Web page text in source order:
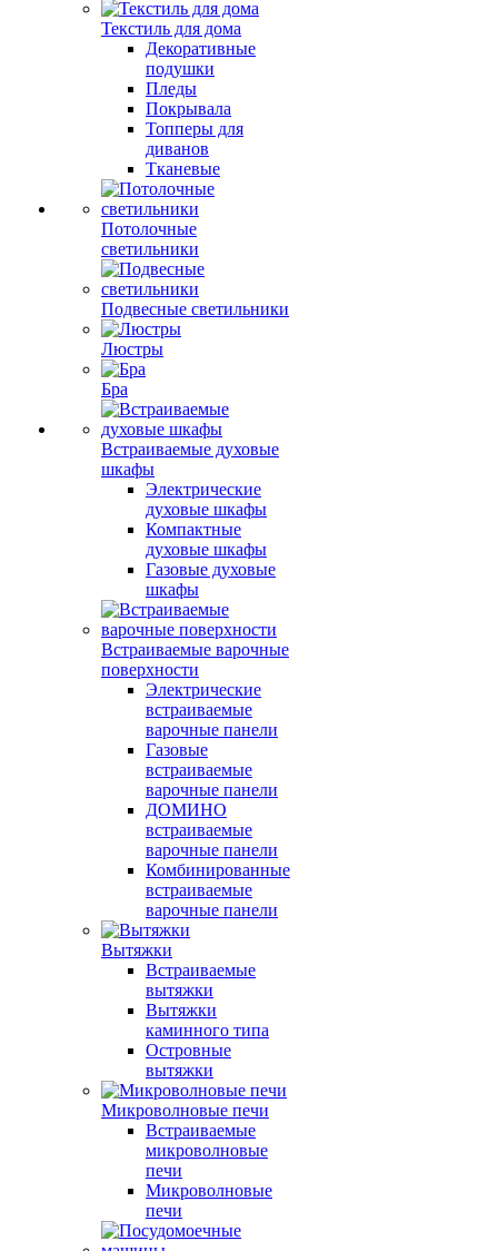
Текстиль для дома
Декоративные
подушки
Пледы
Покрывала
Топперы для
диванов
Тканевые
Потолочные
светильники
Подвесные светильники
Люстры
Бра
Встраиваемые духовые
шкафы
Электрические
духовые шкафы
Компактные
духовые шкафы
Газовые духовые
шкафы
Встраиваемые варочные
поверхности
Электрические
встраиваемые
варочные панели
Газовые
встраиваемые
варочные панели
ДОМИНО
встраиваемые
варочные панели
Комбинированные
встраиваемые
варочные панели
Вытяжки
Встраиваемые
вытяжки
Вытяжки
каминного типа
Островные
вытяжки
Микроволновые печи
Встраиваемые
микроволновые
печи
Микроволновые
печи